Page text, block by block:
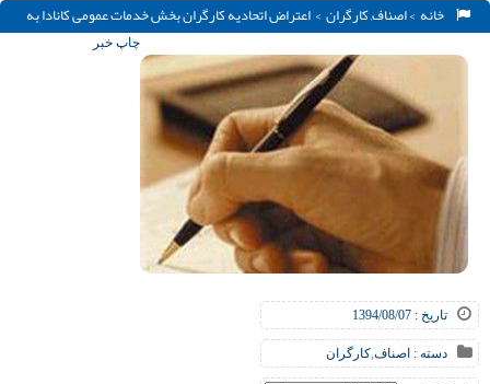
خانه >اصناف,کارگران> اعتراض اتحادیه کارگران بخش خدمات عمومی کانادا به
تاریخ : 1394/08/07
دسته : اصناف,کارگران
چاپ خبر